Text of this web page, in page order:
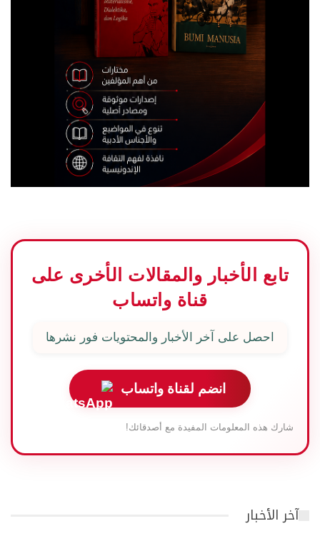
تابع الأخبار والمقالات الأخرى على
قناة واتساب
احصل على آخر الأخبار والمحتويات فور نشرها
انضم لقناة واتساب
شارك هذه المعلومات المفيدة مع أصدقائك!
آخر الأخبار